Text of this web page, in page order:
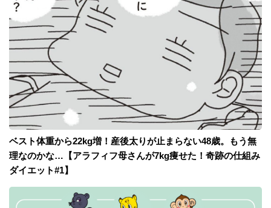
ベスト体重から22kg増！産後太りが止まらない48歳。もう無
理なのかな…【アラフィフ母さんが7kg痩せた！奇跡の仕組み
ダイエット#1】